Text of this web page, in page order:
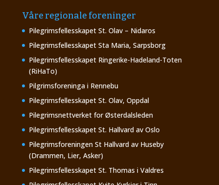
Våre regionale foreninger
Pilegrimsfellesskapet St. Olav – Nidaros
Pilegrimsfellesskapet Sta Maria, Sarpsborg
Pilegrimsfellesskapet Ringerike-Hadeland-Toten
(RiHaTo)
Pilgrimsforeninga i Rennebu
Pilegrimsfellesskapet St. Olav, Oppdal
Pilegrimsnettverket for Østerdalsleden
Pilegrimsfellesskapet St. Hallvard av Oslo
Pilegrimsforeningen St Hallvard av Huseby
(Drammen, Lier, Asker)
Pilegrimsfellesskapet St. Thomas i Valdres